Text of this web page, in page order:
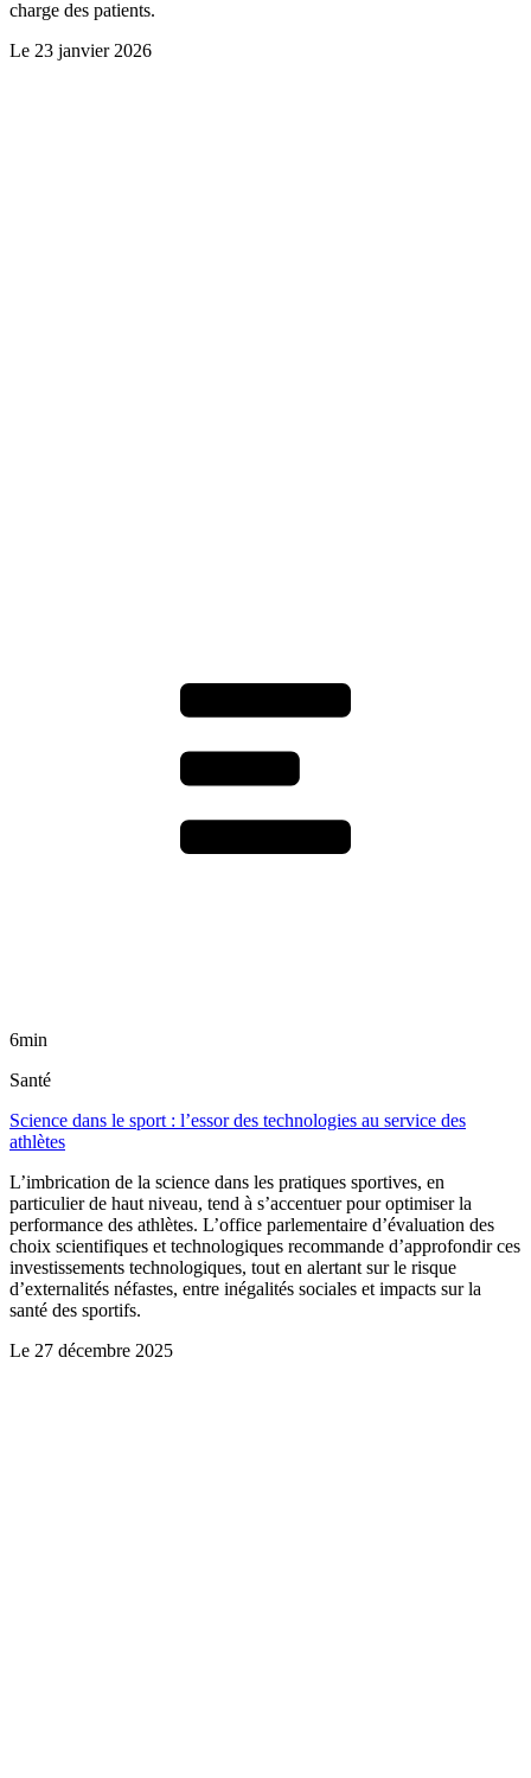
charge des patients.
Le 23 janvier 2026
6min
Santé
Science dans le sport : l’essor des technologies au service des
athlètes
L’imbrication de la science dans les pratiques sportives, en
particulier de haut niveau, tend à s’accentuer pour optimiser la
performance des athlètes. L’office parlementaire d’évaluation des
choix scientifiques et technologiques recommande d’approfondir ces
investissements technologiques, tout en alertant sur le risque
d’externalités néfastes, entre inégalités sociales et impacts sur la
santé des sportifs.
Le 27 décembre 2025